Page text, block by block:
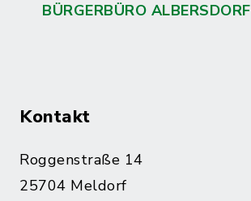
BÜRGERBÜRO ALBERSDORF
Kontakt
Roggenstraße 14
25704 Meldorf